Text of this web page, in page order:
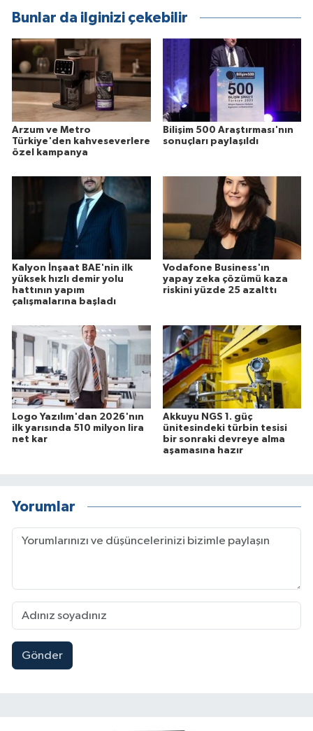
Bunlar da ilginizi çekebilir
Arzum ve Metro
Türkiye'den kahveseverlere
özel kampanya
Bilişim 500 Araştırması'nın
sonuçları paylaşıldı
Kalyon İnşaat BAE'nin ilk
yüksek hızlı demir yolu
hattının yapım
çalışmalarına başladı
Vodafone Business'ın
yapay zeka çözümü kaza
riskini yüzde 25 azalttı
Logo Yazılım'dan 2026'nın
ilk yarısında 510 milyon lira
net kar
Akkuyu NGS 1. güç
ünitesindeki türbin tesisi
bir sonraki devreye alma
aşamasına hazır
Yorumlar
Gönder